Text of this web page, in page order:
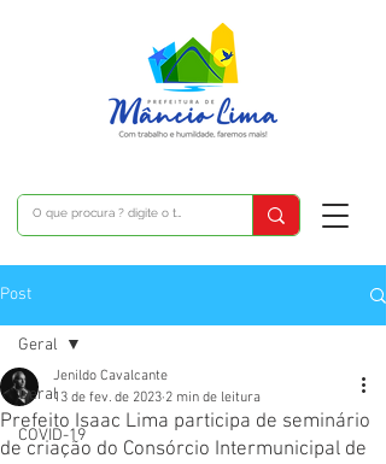
Post
Geral
COVID-19
Geral
Prefeito Isaac Lima participa de seminário
de criação do Consórcio Intermunicipal de
Jenildo Cavalcante
13 de fev. de 2023 2 min de leitura